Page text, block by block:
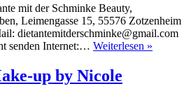
mit der Schminke Beauty,
Leimengasse 15, 55576 Zotzenheim
dietantemitderschminke@gmail.com
senden Internet:… Weiterlesen »
up by Nicole